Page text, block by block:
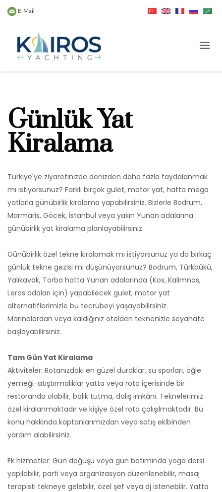
E-Mail
Günlük Yat
Kiralama
Türkiye'ye ziyaretinizde denizden daha fazla faydalanmak
mı istiyorsunuz? Farklı birçok gulet, motor yat, hatta mega
yatlarla günübirlik kiralama yapabilirsiniz. Bizlerle Bodrum,
Marmaris, Göcek, İstanbul veya yakın Yunan adalarına
günübirlik yat kiralama planlayabilirsiniz.
Günübirlik özel tekne kiralamak mı istiyorsunuz ya da birkaç
günlük tekne gezisi mi düşünüyorsunuz? Bodrum, Türkbükü,
Yalıkavak, Torba hatta Yunan adalarında (Kos, Kalimnos,
Leros adaları için) yapabilecek gulet, motor yat
alternatiflerimizle bu tecrübeyi yaşayabilirsiniz.
Marinalardan veya kaldığınız otelden teknenizle seyahate
başlayabilirsiniz.
Tam Gün Yat Kiralama
Aktiviteler: Rotanızdaki en güzel duraklar, su sporları, öğle
yemeği-atıştırmalıklar yatta veya rota içerisinde bir
restoranda olabilir, balık tutma, dalış imkânı. Teknelerimiz
özel kiralanmaktadır ve kişiye özel rota çalışılmaktadır. Bu
konu hakkında kaptanlarımızdan veya satış ekibinden
yardım alabilirsiniz.
Ek hizmetler: Gün doğuşu veya gün batımında yoga dersi
yapılabilir, parti veya organizasyon düzenlenebilir, masaj
terapisti tekneye gelebilir, özel şef veya dj istenebilir. Yatta